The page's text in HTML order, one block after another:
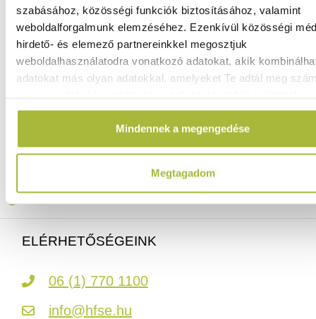
szabásához, közösségi funkciók biztosításához, valamint
weboldalforgalmunk elemzéséhez. Ezenkívül közösségi
hirdető- és elemező partnereinkkel megosztjuk
weboldalhasználatodra vonatkozó adatokat, akik
adatokat más olyan adatokkal, amelyeket Te adtál meg
Mindennek a megengedése
Megtagadom
6.720Ft
(5.291Ft+ ÁFA)
Ingyenes szállítás 25 000 Ft felett
Szállítás akár 1 munkanapon belül
ELÉRHETŐSÉGEINK
06 (1) 770 1100
info@hfse.hu